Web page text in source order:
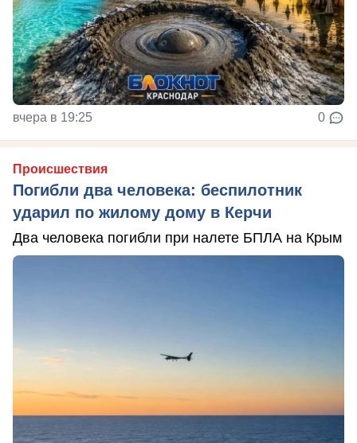
вчера в 19:25 0
Происшествия
Погибли два человека: беспилотник
ударил по жилому дому в Керчи
Два человека погибли при налете БПЛА на Крым